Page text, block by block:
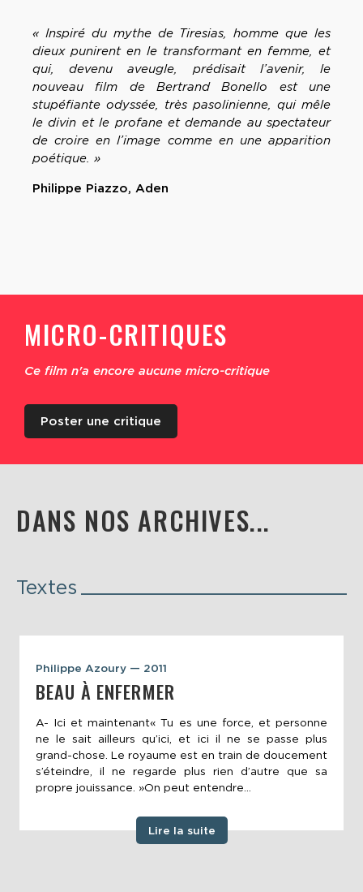
« Inspiré du mythe de Tiresias, homme que les
dieux punirent en le transformant en femme, et
qui, devenu aveugle, prédisait l’avenir, le
nouveau film de Bertrand Bonello est une
stupéfiante odyssée, très pasolinienne, qui mêle
le divin et le profane et demande au spectateur
de croire en l’image comme en une apparition
poétique. »
Philippe Piazzo, Aden
MICRO-CRITIQUES
Ce film n'a encore aucune micro-critique
Poster une critique
DANS NOS ARCHIVES...
Textes
Philippe Azoury — 2011
BEAU À ENFERMER
A- Ici et maintenant« Tu es une force, et personne
ne le sait ailleurs qu’ici, et ici il ne se passe plus
grand-chose. Le royaume est en train de doucement
s’éteindre, il ne regarde plus rien d’autre que sa
propre jouissance. »On peut entendre...
Lire la suite